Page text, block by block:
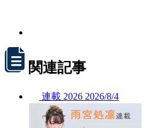
関連記事
連載 2026 2026/8/4